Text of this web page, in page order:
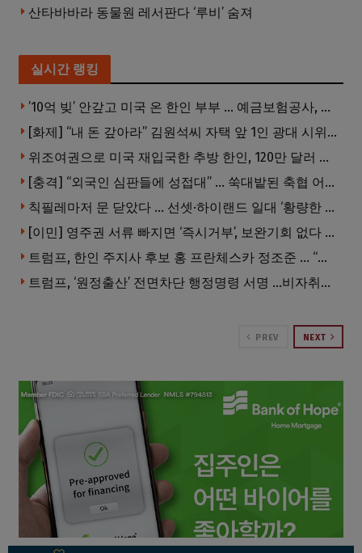
산타바바라 동물원 레서판다 ‘루비’ 숨져
실시간 랭킹
’10억 빚’ 안갚고 미국 온 한인 부부 … 예금보험공사, 미국서 소송
[화제] “내 돈 갚아라” 김원석씨 자택 앞 1인 광대 시위 … 한인 투자사, “108만 달러 못받아”
위조여권으로 미국 재입국한 추방 한인, 120만 달러 은행 사기 행각
[충격] “외국인 심판들에 성접대” … 쑥대밭된 축협 어디까지 추락하나
칙필레마저 문 닫았다 … 선셋·하이랜드 일대 ‘황량한 거리’로
[이민] 영주권 서류 빠지면 ‘즉시거부’, 보완기회 없다 … 이민심사 8월부터 확 바뀐다
트럼프, 한인 주지사 후보 홍 프란체스카 정조준 … “미치광이다”
트럼프, ‘원정출산’ 전면차단 행정명령 서명 …비자취소·입국금지·추방까지
PREV NEXT